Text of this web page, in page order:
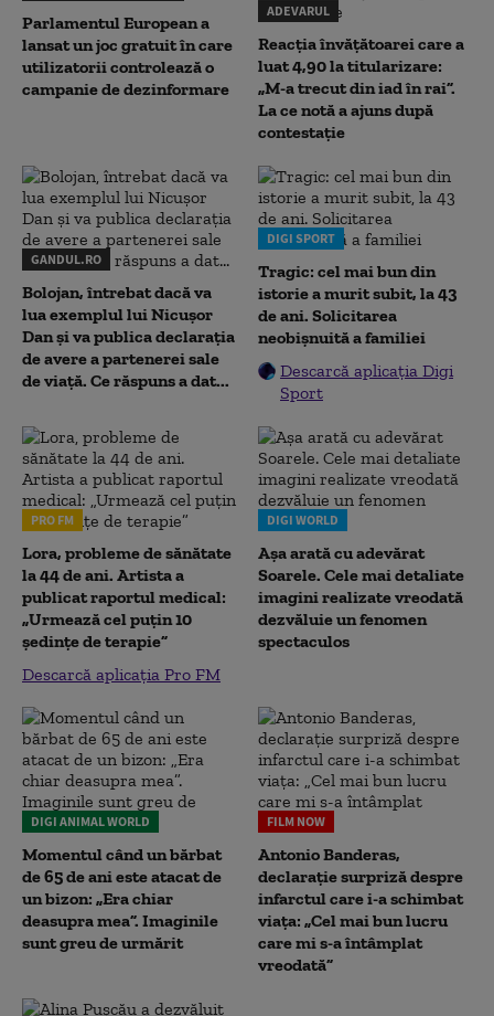
Parlamentul European a
lansat un joc gratuit în care
utilizatorii controlează o
campanie de dezinformare
ADEVARUL
Reacția învățătoarei care a
luat 4,90 la titularizare:
„M-a trecut din iad în rai”.
La ce notă a ajuns după
contestație
GANDUL.RO
Bolojan, întrebat dacă va
lua exemplul lui Nicușor
Dan și va publica declarația
de avere a partenerei sale
de viață. Ce răspuns a dat...
DIGI SPORT
Tragic: cel mai bun din
istorie a murit subit, la 43
de ani. Solicitarea
neobișnuită a familiei
Descarcă aplicația Digi
Sport
PRO FM
Lora, probleme de sănătate
la 44 de ani. Artista a
publicat raportul medical:
„Urmează cel puțin 10
ședințe de terapie”
Descarcă aplicația Pro FM
DIGI WORLD
Așa arată cu adevărat
Soarele. Cele mai detaliate
imagini realizate vreodată
dezvăluie un fenomen
spectaculos
DIGI ANIMAL WORLD
Momentul când un bărbat
de 65 de ani este atacat de
un bizon: „Era chiar
deasupra mea”. Imaginile
sunt greu de urmărit
FILM NOW
Antonio Banderas,
declarație surpriză despre
infarctul care i-a schimbat
viața: „Cel mai bun lucru
care mi s-a întâmplat
vreodată”